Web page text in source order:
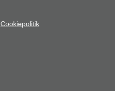
Cookiepolitik